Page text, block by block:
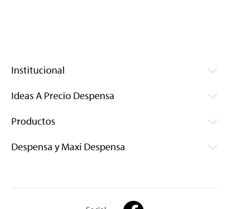
Institucional
Ideas A Precio Despensa
Productos
Despensa y Maxi Despensa